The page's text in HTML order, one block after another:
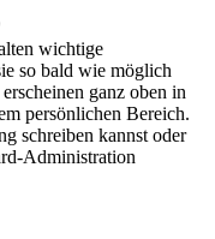
wichtige
so bald wie möglich
ganz oben in
persönlichen Bereich.
schreiben kannst oder
Administration